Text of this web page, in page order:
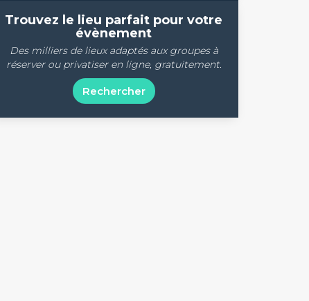
Trouvez le lieu parfait pour votre
évènement
Des milliers de lieux adaptés aux groupes à
réserver ou privatiser en ligne, gratuitement.
Rechercher